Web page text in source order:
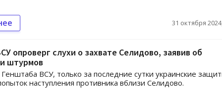
31 октября
опроверг слухи о захвате Селидово, заявив об
штурмов
ВСУ, только за последние сутки украинские
наступления противника вблизи Селидово.